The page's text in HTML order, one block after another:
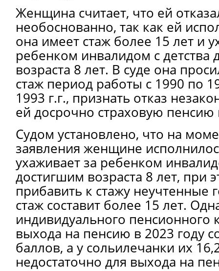
Женщина считает, что ей
необоснованно, так как ей
она имеет стаж более 15 лет и
ребенком инвалидом с детства
возраста 8 лет. В суде она
стаж период работы с 1990 по
1993 г.г., признать отказ
ей досрочно страховую пенсию
Судом установлено, что на
заявления женщине
ухаживает за ребенком
достигшим возраста 8 лет, при
прибавить к стажу неучтенные
стаж составит более 15 лет.
индивидуального пенсионного
выхода на пенсию в 2023 году
баллов, а у сольилечанки их
недостаточно для выхода на